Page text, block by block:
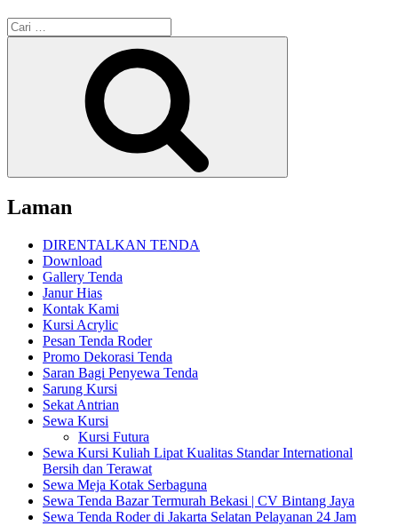
Pencarian
untuk:
Laman
DIRENTALKAN TENDA
Download
Gallery Tenda
Janur Hias
Kontak Kami
Kursi Acrylic
Pesan Tenda Roder
Promo Dekorasi Tenda
Saran Bagi Penyewa Tenda
Sarung Kursi
Sekat Antrian
Sewa Kursi
Kursi Futura
Sewa Kursi Kuliah Lipat Kualitas Standar International
Bersih dan Terawat
Sewa Meja Kotak Serbaguna
Sewa Tenda Bazar Termurah Bekasi | CV Bintang Jaya
Sewa Tenda Roder di Jakarta Selatan Pelayanan 24 Jam